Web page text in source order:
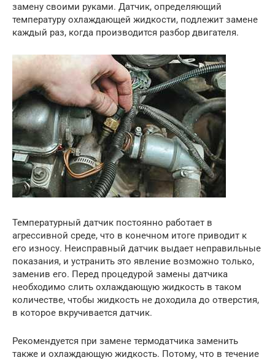
замену своими руками. Датчик, определяющий
температуру охлаждающей жидкости, подлежит замене
каждый раз, когда производится разбор двигателя.
Температурный датчик постоянно работает в
агрессивной среде, что в конечном итоге приводит к
его износу. Неисправный датчик выдает неправильные
показания, и устранить это явление возможно только,
заменив его. Перед процедурой замены датчика
необходимо слить охлаждающую жидкость в таком
количестве, чтобы жидкость не доходила до отверстия,
в которое вкручивается датчик.
Рекомендуется при замене термодатчика заменить
также и охлаждающую жидкость. Потому, что в течение